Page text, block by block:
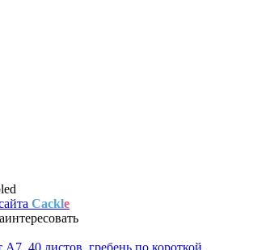
Cackle